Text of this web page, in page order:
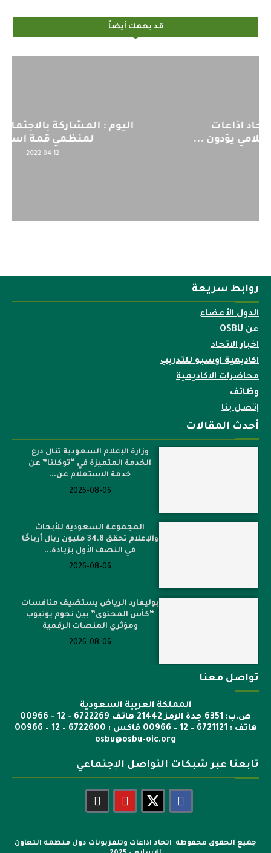
قد يهمك أيضاً
اليوم : المشاركة بالاجتماع التحضيري
لمنظمي قمة اسيا...
روابط سريعة
الدول الأعضاء
عن OSBU
اخبار الاتحاد
اكاديمية اوسبو للتدريب
محاضرات الاكاديمية
وظائف
إتصل بنا
أحدث المقالات
وزارة الإعلام السعودية تنال درع
الخدمة المتميزة في “توكلنا” عن
خدمة الاستعلام عن...
2026-08-06
المجموعة السعودية للأبحاث
والإعلام تحقق 34.8 مليون ريال أرباحًا
في النصف الأول بزيادة...
2026-08-06
بوليفارد الرياض يستضيف منافسات
“كأس المحتوى” بين نجوم يوتيوب
ومؤثري المنصات الرقمية
2026-08-06
تواصل معنا
المملكة العربية السعودية
ص.ب: 6351 جدة الرمز 21442 هاتف 6722269 – 12 – 00966
هاتف : 6721121 – 12 – 00966 فاكس : 6722600 – 12 – 00966
osbu@osbu-oic.org
تابعنا عبر شبكات التواصل الإجتماعي
جميع الحقوق محفوظة اتحاد اذاعات وتلفزيونات دول منظمة التعاون